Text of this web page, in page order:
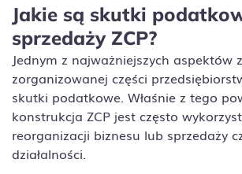
Jakie są skutki
sprzedaży ZCP?
Jednym z najważniejszych aspektów
zorganizowanej części
skutki podatkowe. Właśnie z tego
konstrukcja ZCP jest często
reorganizacji biznesu lub sprzedaży
działalności.